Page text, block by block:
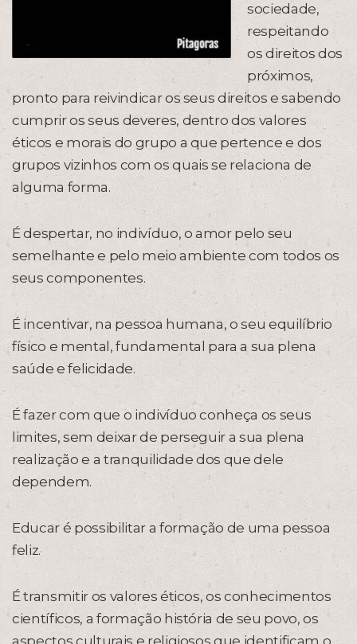
sociedade,
respeitando
os direitos dos
próximos,
pronto para reivindicar os seus direitos e sabendo
cumprir os seus deveres, dentro dos valores
éticos e morais do grupo a que pertence e dos
grupos vizinhos com os quais se relaciona de
alguma forma.
É despertar, no indivíduo, o amor pelo seu
semelhante e pelo meio ambiente com todos os
seus componentes.
É incentivar, na pessoa humana, o seu equilíbrio
físico e mental, fundamental para a sua plena
saúde e felicidade.
É fazer com que o indivíduo conheça os seus
limites, sem deixar de perseguir a sua plena
realização e a tranquilidade dos que dele
dependem.
Educar é possibilitar a formação de uma pessoa
feliz.
É transmitir os valores éticos, os conhecimentos
científicos, a formação história de seu povo, os
aspectos culturais e religiosos que identificam o